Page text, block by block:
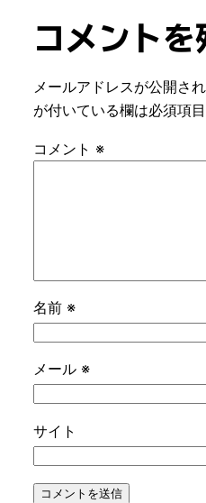
コメントを
メールアドレスが公開さ
が付いている欄は必須項
コメント ※
名前 ※
メール ※
サイト